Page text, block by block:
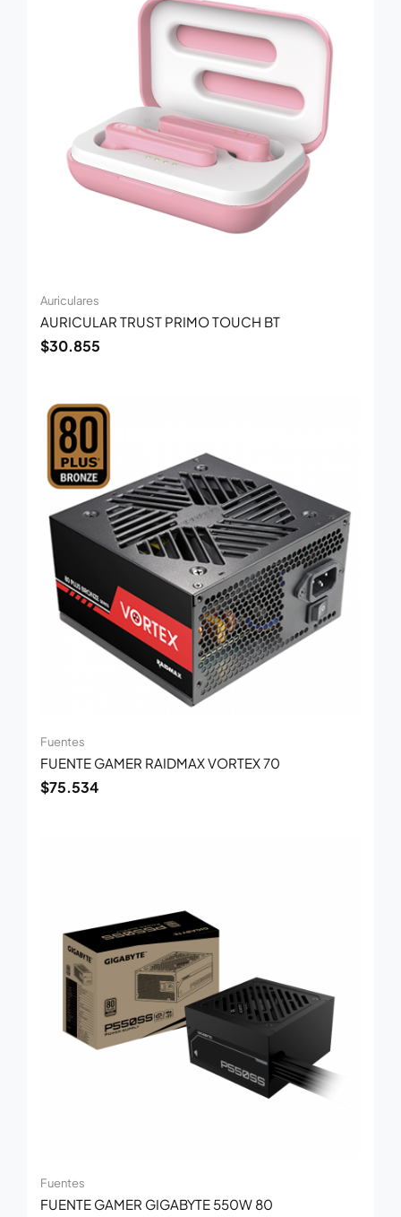
Auriculares
AURICULAR TRUST PRIMO TOUCH BT
$30.855
Fuentes
FUENTE GAMER RAIDMAX VORTEX 70
$75.534
Fuentes
FUENTE GAMER GIGABYTE 550W 80